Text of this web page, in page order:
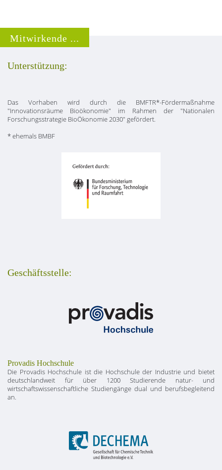
Mitwirkende ...
Unterstützung:
Das Vorhaben wird durch die BMFTR*-Fördermaßnahme
"Innovationsräume Bioökonomie" im Rahmen der "Nationalen
Forschungsstrategie BioÖkonomie 2030" gefördert.
* ehemals BMBF
Geschäftsstelle:
Provadis Hochschule
Die Provadis Hochschule ist die Hochschule der Industrie und bietet
deutschlandweit für über 1200 Studierende natur- und
wirtschaftswissenschaftliche Studiengänge dual und berufsbegleitend
an.